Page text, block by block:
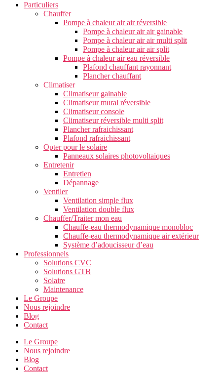
Particuliers
Chauffer
Pompe à chaleur air air réversible
Pompe à chaleur air air gainable
Pompe à chaleur air air multi split
Pompe à chaleur air air split
Pompe à chaleur air eau réversible
Plafond chauffant rayonnant
Plancher chauffant
Climatiser
Climatiseur gainable
Climatiseur mural réversible
Climatiseur console
Climatiseur réversible multi split
Plancher rafraichissant
Plafond rafraichissant
Opter pour le solaire
Panneaux solaires photovoltaiques
Entretenir
Entretien
Dépannage
Ventiler
Ventilation simple flux
Ventilation double flux
Chauffer/Traiter mon eau
Chauffe-eau thermodynamique monobloc
Chauffe-eau thermodynamique air extérieur
Système d’adoucisseur d’eau
Professionnels
Solutions CVC
Solutions GTB
Solaire
Maintenance
Le Groupe
Nous rejoindre
Blog
Contact
Le Groupe
Nous rejoindre
Blog
Contact